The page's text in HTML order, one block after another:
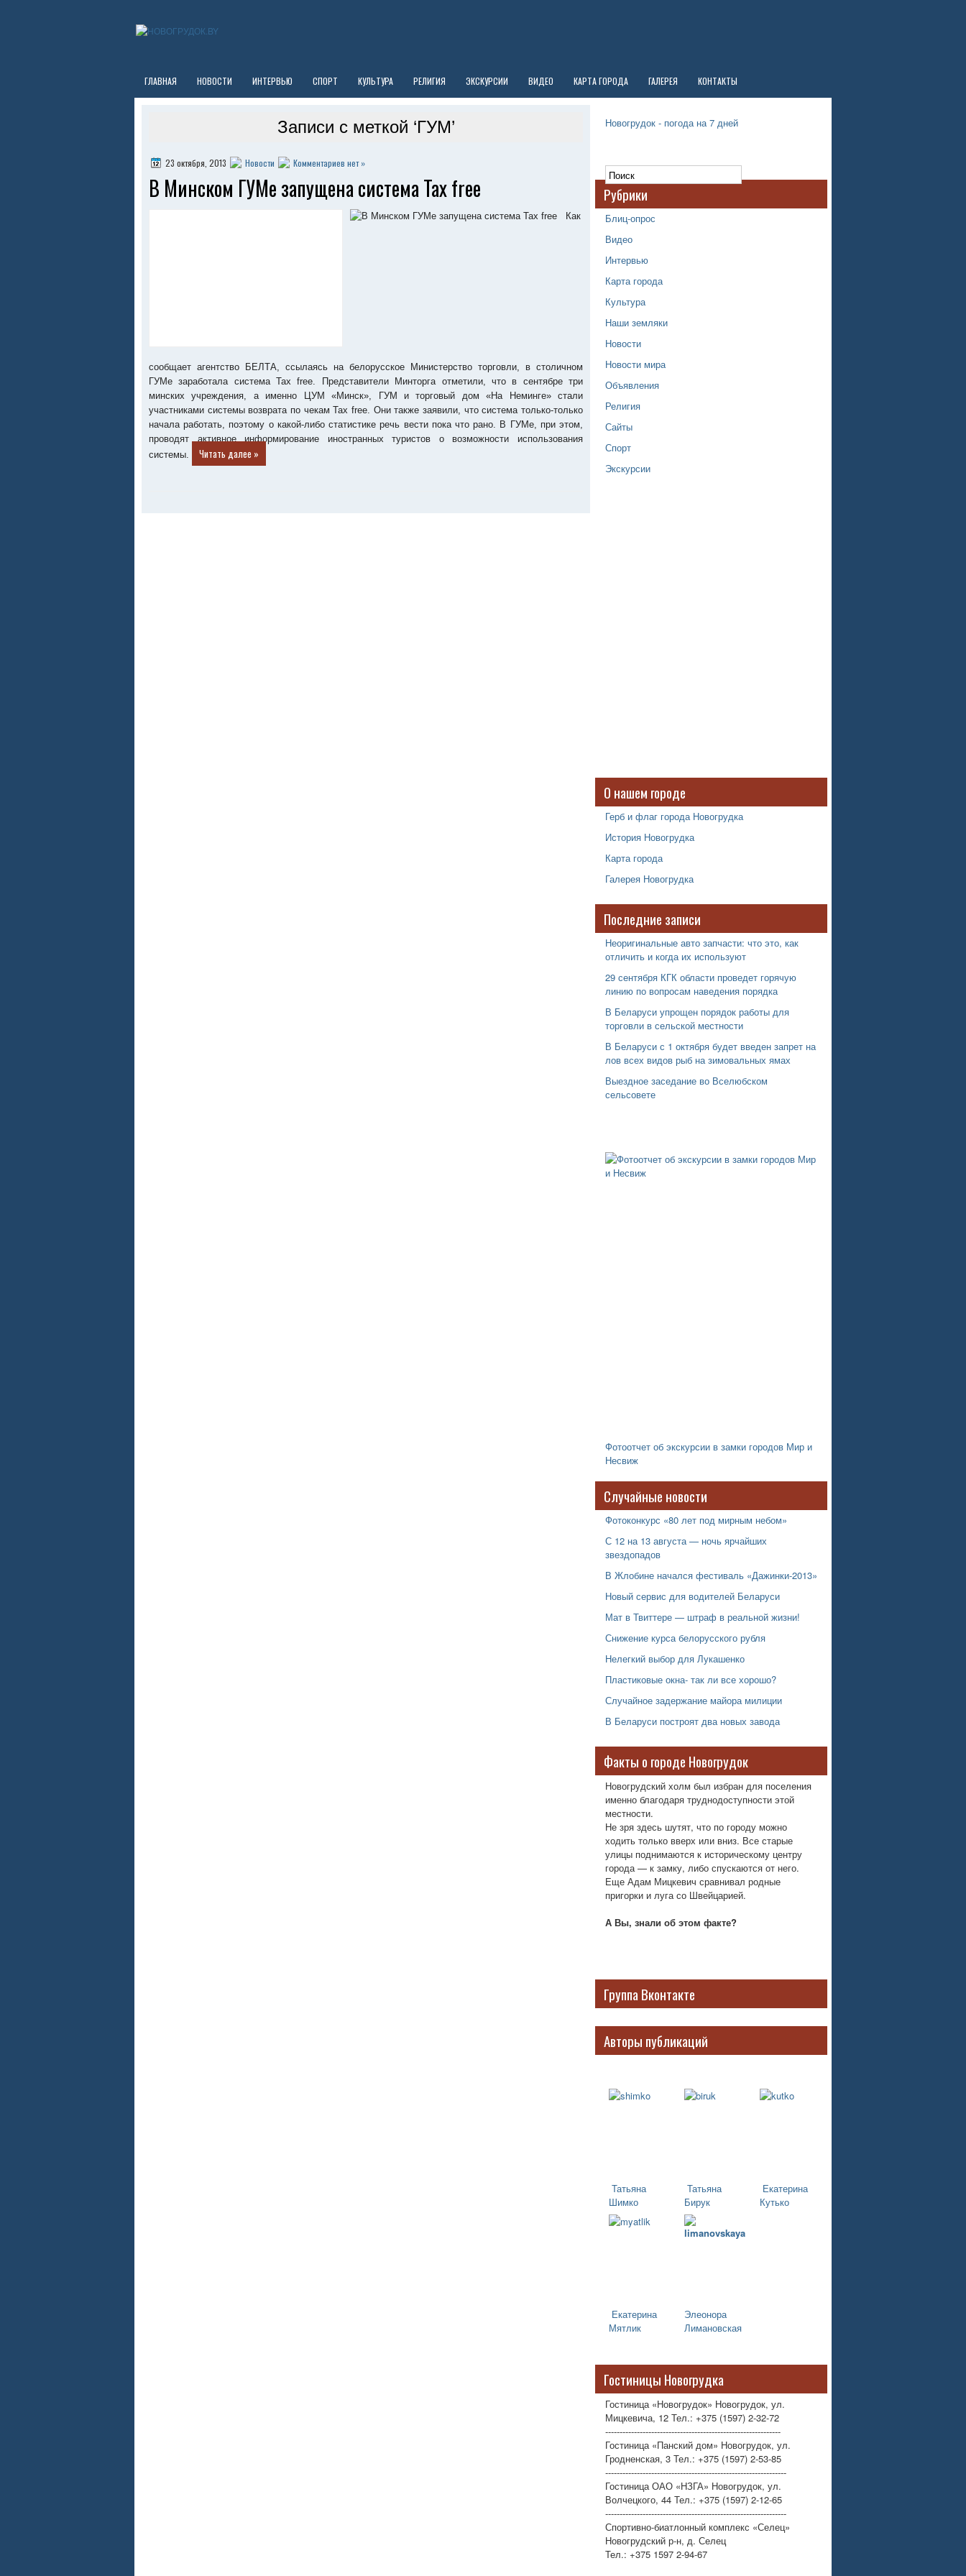
ГЛАВНАЯ НОВОСТИ ИНТЕРВЬЮ СПОРТ КУЛЬТУРА РЕЛИГИЯ ЭКСКУРСИИ ВИДЕО КАРТА ГОРОДА ГАЛЕРЕЯ КОНТАКТЫ
Записи с меткой ‘ГУМ’
23 октября, 2013 Новости Комментариев нет »
В Минском ГУМе запущена система Tax free
Как
сообщает агентство БЕЛТА, ссылаясь на белорусское Министерство торговли, в столичном
ГУМе заработала система Tax free. Представители Минторга отметили, что в сентябре три
минских учреждения, а именно ЦУМ «Минск», ГУМ и торговый дом «На Неминге» стали
участниками системы возврата по чекам Tax free. Они также заявили, что система только-только
начала работать, поэтому о какой-либо статистике речь вести пока что рано. В ГУМе, при этом,
проводят активное информирование иностранных туристов о возможности использования
системы.
Читать далее »
Новогрудок - погода на 7 дней
Рубрики
Блиц-опрос
Видео
Интервью
Карта города
Культура
Наши земляки
Новости
Новости мира
Объявления
Религия
Сайты
Спорт
Экскурсии
О нашем городе
Герб и флаг города Новогрудка
История Новогрудка
Карта города
Галерея Новогрудка
Последние записи
Неоригинальные авто запчасти: что это, как
отличить и когда их используют
29 сентября КГК области проведет горячую
линию по вопросам наведения порядка
В Беларуси упрощен порядок работы для
торговли в сельской местности
В Беларуси с 1 октября будет введен запрет на
лов всех видов рыб на зимовальных ямах
Выездное заседание во Вселюбском
сельсовете
Фотоотчет об экскурсии в замки городов Мир и
Несвиж
Случайные новости
Фотоконкурс «80 лет под мирным небом»
С 12 на 13 августа — ночь ярчайших
звездопадов
В Жлобине начался фестиваль «Дажинки-2013»
Новый сервис для водителей Беларуси
Мат в Твиттере — штраф в реальной жизни!
Снижение курса белорусского рубля
Нелегкий выбор для Лукашенко
Пластиковые окна- так ли все хорошо?
Случайное задержание майора милиции
В Беларуси построят два новых завода
Факты о городе Новогрудок
Новогрудский холм был избран для поселения
именно благодаря труднодоступности этой
местности.
Не зря здесь шутят, что по городу можно
ходить только вверх или вниз. Все старые
улицы поднимаются к историческому центру
города — к замку, либо спускаются от него.
Еще Адам Мицкевич сравнивал родные
пригорки и луга со Швейцарией.
А Вы, знали об этом факте?
Группа Вконтакте
Авторы публикаций
Татьяна
Шимко
Татьяна
Бирук
Екатерина
Кутько
Екатерина
Мятлик
Элеонора
Лимановская
Гостиницы Новогрудка
Гостиница «Новогрудок» Новогрудок, ул.
Мицкевича, 12 Тел.: +375 (1597) 2-32-72
-------------------------------------------------------------
Гостиница «Панский дом» Новогрудок, ул.
Гродненская, 3 Тел.: +375 (1597) 2-53-85
---------------------------------------------------------------
Гостиница ОАО «НЗГА» Новогрудок, ул.
Волчецкого, 44 Тел.: +375 (1597) 2-12-65
---------------------------------------------------------------
Спортивно-биатлонный комплекс «Селец»
Новогрудский р-н, д. Селец
Тел.: +375 1597 2-94-67